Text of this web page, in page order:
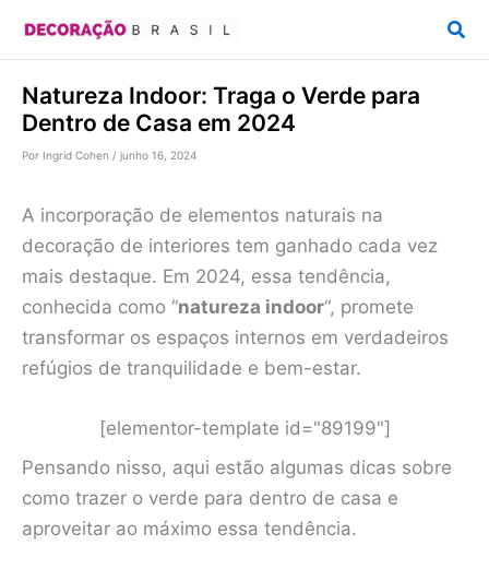
conteúdo
Natureza Indoor: Traga o Verde para
Dentro de Casa em 2024
Por Ingrid Cohen / junho 16, 2024
A incorporação de elementos naturais na
decoração de interiores tem ganhado cada vez
mais destaque. Em 2024, essa tendência,
conhecida como “natureza indoor“, promete
transformar os espaços internos em verdadeiros
refúgios de tranquilidade e bem-estar.
[elementor-template id="89199"]
Pensando nisso, aqui estão algumas dicas sobre
como trazer o verde para dentro de casa e
aproveitar ao máximo essa tendência.